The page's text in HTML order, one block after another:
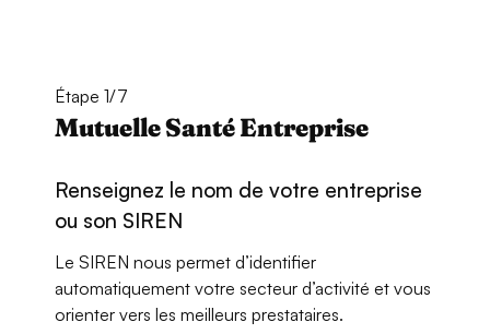
Étape 1/7
Mutuelle Santé Entreprise
Renseignez le nom de votre entreprise
ou son SIREN
Le SIREN nous permet d’identifier
automatiquement votre secteur d’activité et vous
orienter vers les meilleurs prestataires.